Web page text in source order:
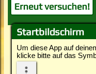
Startbildschirm
Um diese App auf
klicke bitte auf das
Erneut versuchen!